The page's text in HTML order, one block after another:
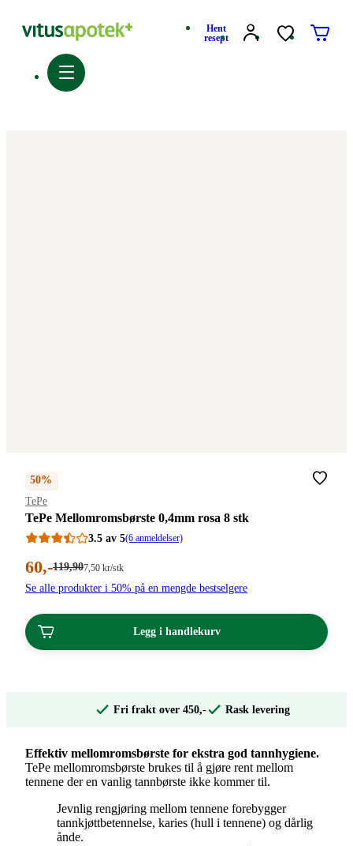
Hent
resept
50%
Merke
TePe
TePe Mellomromsbørste 0,4mm rosa 8 stk
3.5 av 5(6 anmeldelser)
Nåværende
pris:
kroner.
60,-Førpris:
kroner.
119,90Stykkpris:
kroner.
7 ,50 kr/stk
Se alle produkter i 50% på en mengde bestselgere
Legg i handlekurv
Fri frakt over 450,- Rask levering
Effektiv mellomromsbørste for ekstra god tannhygiene.
TePe mellomromsbørste brukes til å gjøre rent mellom
tennene der en vanlig tannbørste ikke kommer til.
Jevnlig rengjøring mellom tennene forebygger
tannkjøttbetennelse, karies (hull i tennene) og dårlig
ånde.